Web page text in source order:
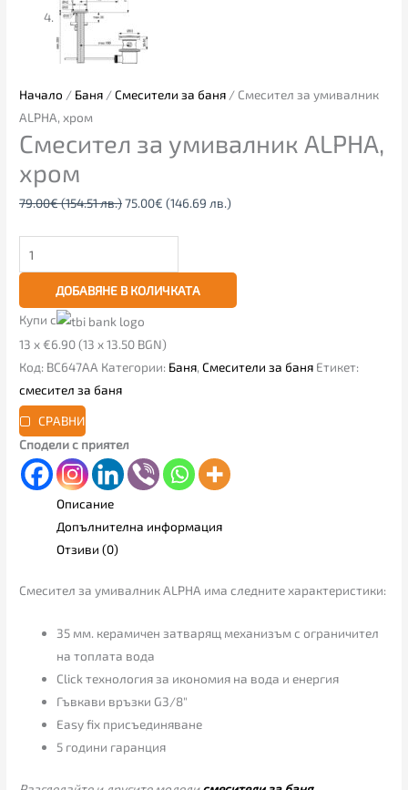
Начало / Баня /Смесители за баня / Смесител за умивалник
ALPHA, хром
Смесител за умивалник ALPHA,
хром
79.00€(154.51 лв.)75.00€ (146.69 лв.)
ДОБАВЯНЕ В КОЛИЧКАТА
Купи с
13 x €6.90 (13 x 13.50 BGN)
Код: BC647AA Категории: Баня,Смесители за баня Етикет:
смесител за баня
СРАВНИ
Сподели с приятел
Описание
Допълнителна информация
Отзиви (0)
Смесител за умивалник ALPHA има следните характеристики:
35 мм. керамичен затварящ механизъм с ограничител
на топлата вода
Click технология за икономия на вода и енергия
Гъвкави връзки G3/8″
Easy fix присъединяване
5 години гаранция